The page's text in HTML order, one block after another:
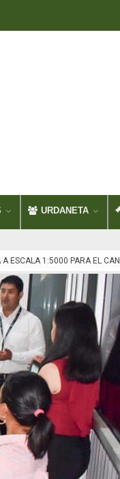
URDANETA
ESCALA 1:5000 PARA EL